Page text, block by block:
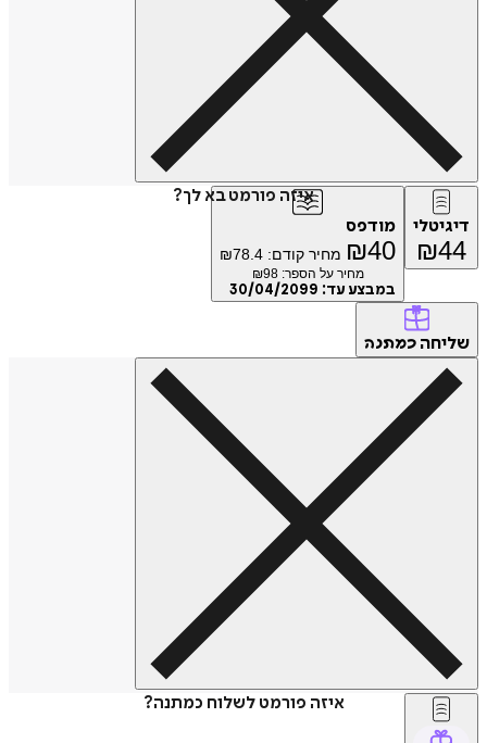
איזה פורמט בא לך?
דיגיטלי
₪44
מודפס
₪40 מחיר קודם: ₪78.4
מחיר על הספר: ₪98
במבצע עד: 30/04/2099
שליחה כמתנה
איזה פורמט לשלוח כמתנה?